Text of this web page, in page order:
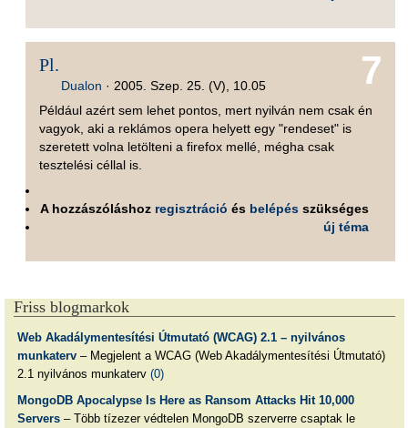
7
Pl.
Dualon · 2005. Szep. 25. (V), 10.05
Például azért sem lehet pontos, mert nyilván nem csak én
vagyok, aki a reklámos opera helyett egy "rendeset" is
szeretett volna letölteni a firefox mellé, mégha csak
tesztelési céllal is.
A hozzászóláshoz regisztráció és belépés szükséges
új téma
Friss blogmarkok
Web Akadálymentesítési Útmutató (WCAG) 2.1 – nyilvános
munkaterv– Megjelent a WCAG (Web Akadálymentesítési Útmutató)
2.1 nyilvános munkaterv (0)
MongoDB Apocalypse Is Here as Ransom Attacks Hit 10,000
Servers– Több tízezer védtelen MongoDB szerverre csaptak le